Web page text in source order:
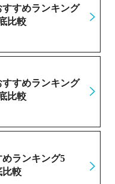
すめランキング
比較
すめランキング
比較
ランキング5
比較